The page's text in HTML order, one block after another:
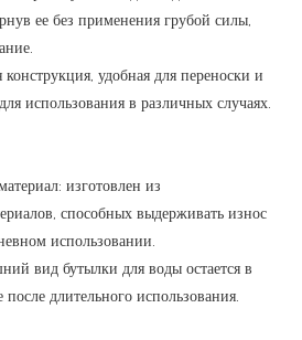
ее без применения грубой силы,
конструкция, удобная для переноски и
использования в различных случаях.
изготовлен из
способных выдерживать износ
использовании.
вид бутылки для воды остается в
длительного использования.